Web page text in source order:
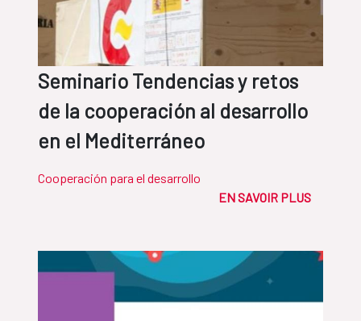
Seminario Tendencias y retos
de la cooperación al desarrollo
en el Mediterráneo
Cooperación para el desarrollo
EN SAVOIR PLUS